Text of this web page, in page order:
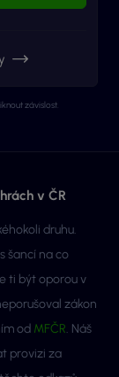
závislost.
v ČR
druhu.
šancí na co
ti být oporou v
zákon
od MFČR. Náš
provizi za